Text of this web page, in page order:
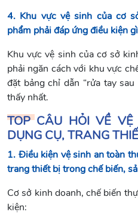
4. Khu vực vệ sinh của cơ
phẩm phải đáp ứng điều kiện
Khu vực vệ sinh của cơ sở
phải ngăn cách với khu vực
đặt bảng chỉ dẫn “rửa tay
thấy nhất.
TOP CÂU HỎI VỀ VỆ
DỤNG CỤ, TRANG
1. Điều kiện vệ sinh an toàn
trang thiết bị trong chế biến,
Cơ sở kinh doanh, chế biến
kiện: